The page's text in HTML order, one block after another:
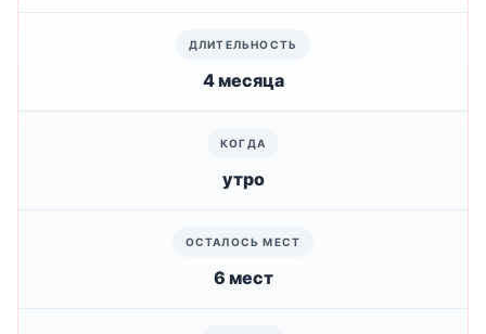
4 месяца
утро
6 мест